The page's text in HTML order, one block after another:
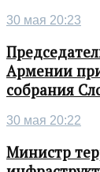
30 мая 20:23
Армении
собрания
30 мая 20:22
Министр